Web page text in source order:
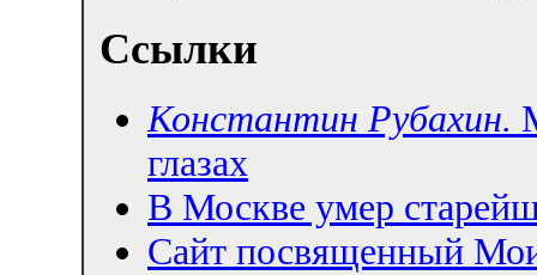
Ссылки
Константин Рубахин.
глазах
В Москве умер
Сайт посвященный